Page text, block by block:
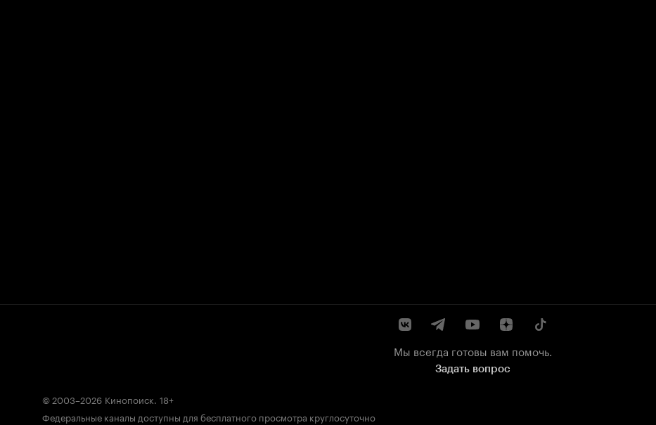
Мы всегда готовы вам помочь.
Задать вопрос
© 2003–2026 Кинопоиск. 18+
Федеральные каналы доступны для бесплатного просмотра круглосуточно